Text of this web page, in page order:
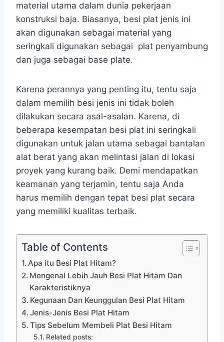
material utama dalam dunia pekerjaan
konstruksi baja. Biasanya, besi plat jenis ini
akan digunakan sebagai material yang
seringkali digunakan sebagai plat penyambung
dan juga sebagai base plate.
Karena perannya yang penting itu, tentu saja
dalam memilih besi jenis ini tidak boleh
dilakukan secara asal-asalan. Karena, di
beberapa kesempatan besi plat ini seringkali
digunakan untuk jalan utama sebagai bantalan
alat berat yang akan melintasi jalan di lokasi
proyek yang kurang baik. Demi mendapatkan
keamanan yang terjamin, tentu saja Anda
harus memilih dengan tepat besi plat secara
yang memiliki kualitas terbaik.
Table of Contents
Apa itu Besi Plat Hitam?
Mengenal Lebih Jauh Besi Plat Hitam Dan
Karakteristiknya
Kegunaan Dan Keunggulan Besi Plat Hitam
Jenis-Jenis Besi Plat Hitam
Tips Sebelum Membeli Plat Besi Hitam
Related posts: